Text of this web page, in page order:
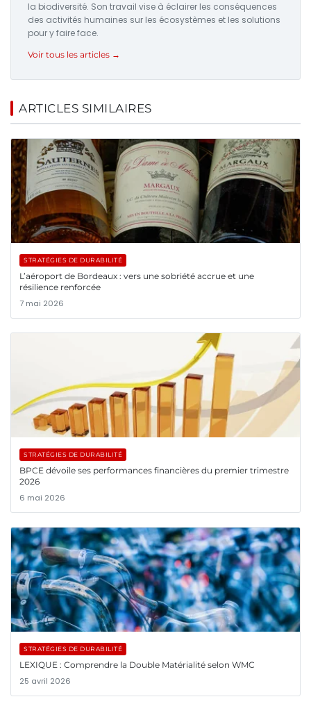
la biodiversité. Son travail vise à éclairer les conséquences
des activités humaines sur les écosystèmes et les solutions
pour y faire face.
Voir tous les articles →
ARTICLES SIMILAIRES
STRATÉGIES DE DURABILITÉ
L’aéroport de Bordeaux : vers une sobriété accrue et une
résilience renforcée
7 mai 2026
STRATÉGIES DE DURABILITÉ
BPCE dévoile ses performances financières du premier trimestre
2026
6 mai 2026
STRATÉGIES DE DURABILITÉ
LEXIQUE : Comprendre la Double Matérialité selon WMC
25 avril 2026